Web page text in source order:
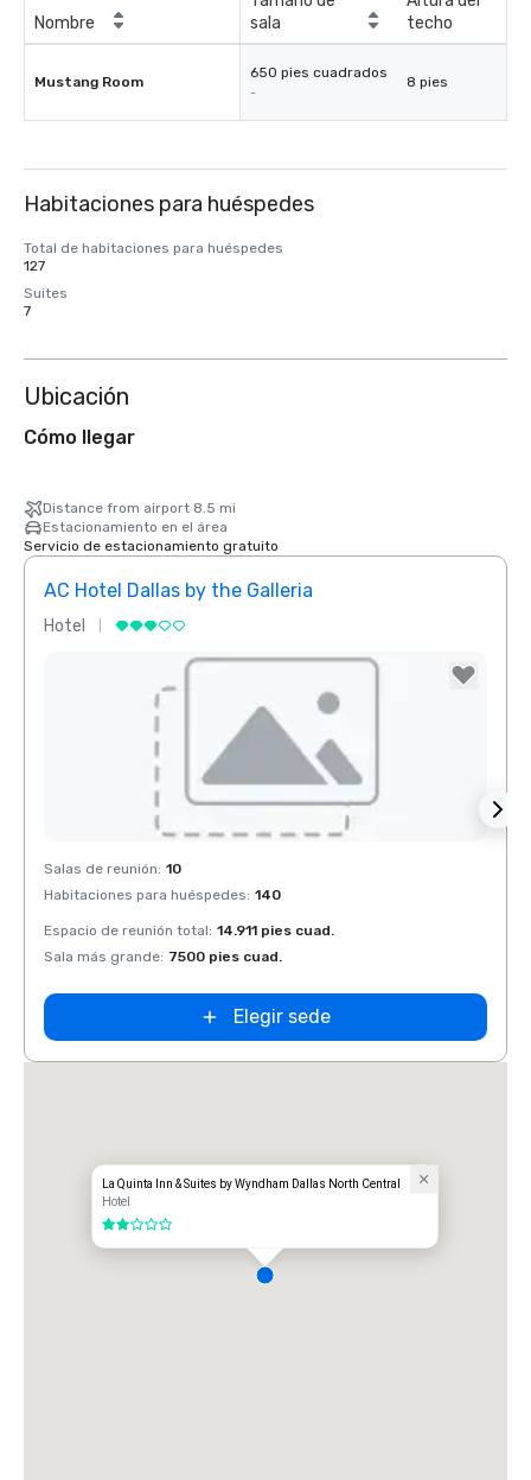
Nombre
sala
techo
Mustang Room
650 pies cuadrados
-
8 pies
Habitaciones para huéspedes
Total de habitaciones para huéspedes
127
Suites
7
Ubicación
Cómo llegar
Distance from airport 8.5 mi
Estacionamiento en el área
Servicio de estacionamiento gratuito
AC Hotel Dallas by the Galleria
Hotel
Removed from favorites
Salas de reunión: 10
Habitaciones para huéspedes: 140
Espacio de reunión total: 14.911 pies cuad.
Sala más grande: 7500 pies cuad.
Elegir sede
La Quinta Inn & Suites by Wyndham Dallas North Central
Hotel
2 de 5
Dallas
Galleria
Stay America